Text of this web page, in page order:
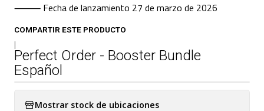
⸻ Fecha de lanzamiento 27 de marzo de 2026
COMPARTIR ESTE PRODUCTO
|
Perfect Order - Booster Bundle
Español
Mostrar stock de ubicaciones